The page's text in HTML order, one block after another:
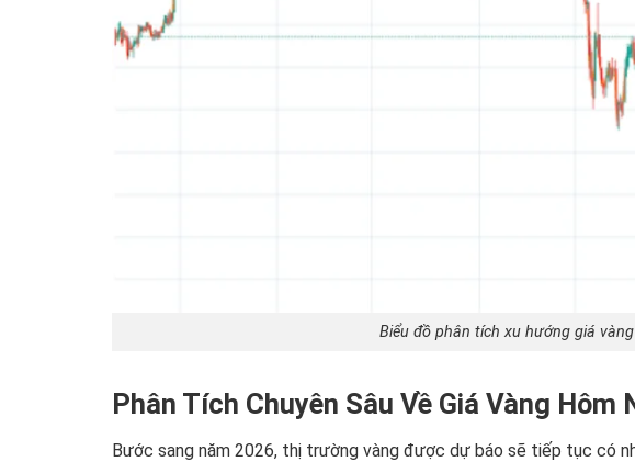
Biểu đồ phân tích xu hướng giá
Phân Tích Chuyên Sâu Về Giá Vàng Hôm
Bước sang năm 2026, thị trường vàng được dự báo sẽ tiếp tục có